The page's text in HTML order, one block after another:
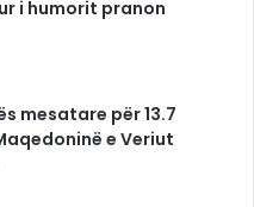
i humorit pranon
mesatare për 13.7
e Veriut